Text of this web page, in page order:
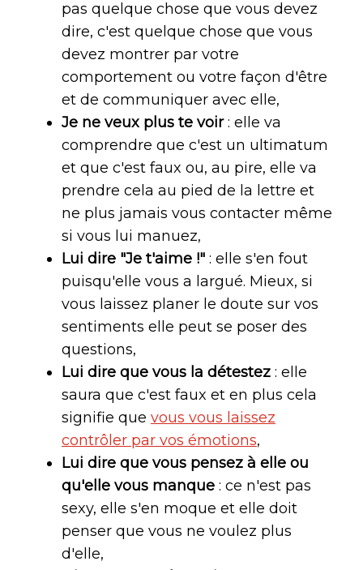
pas quelque chose que vous devez
dire, c'est quelque chose que vous
devez montrer par votre
comportement ou votre façon d'être
et de communiquer avec elle,
Je ne veux plus te voir: elle va
comprendre que c'est un ultimatum
et que c'est faux ou, au pire, elle va
prendre cela au pied de la lettre et
ne plus jamais vous contacter même
si vous lui manuez,
Lui dire "Je t'aime !" : elle s'en fout
puisqu'elle vous a largué. Mieux, si
vous laissez planer le doute sur vos
sentiments elle peut se poser des
questions,
Lui dire que vous la détestez : elle
saura que c'est faux et en plus cela
signifie que vous vous laissez
contrôler par vos émotions,
Lui dire que vous pensez à elle ou
qu'elle vous manque : ce n'est pas
sexy, elle s'en moque et elle doit
penser que vous ne voulez plus
d'elle,